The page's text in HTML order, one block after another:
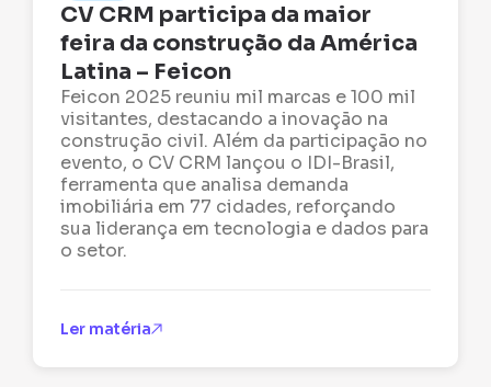
CV CRM participa da maior
feira da construção da América
Latina – Feicon
Feicon 2025 reuniu mil marcas e 100 mil
visitantes, destacando a inovação na
construção civil. Além da participação no
evento, o CV CRM lançou o IDI-Brasil,
ferramenta que analisa demanda
imobiliária em 77 cidades, reforçando
sua liderança em tecnologia e dados para
o setor.
Ler matéria